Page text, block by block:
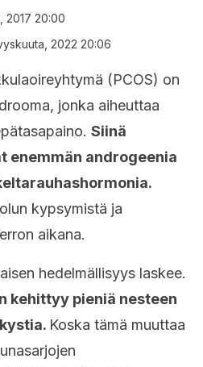
2017 20:00
2022 20:06
(PCOS) on
jonka aiheuttaa
Siinä
enemmän androgeenia
kypsymistä ja
aikana.
hedelmällisyys laskee.
kehittyy pieniä nesteen
Koska tämä muuttaa